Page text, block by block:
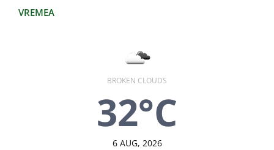
VREMEA
BROKEN CLOUDS
32°C
6 AUG, 2026